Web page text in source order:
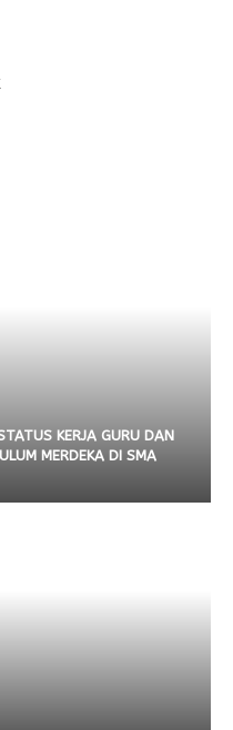
KERJA GURU DAN
MERDEKA DI SMA